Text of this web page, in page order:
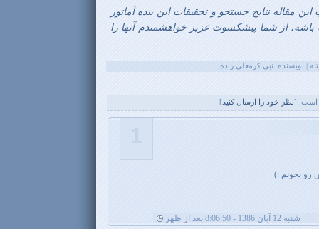
مقاله نتایج جستجو و تحقیقات این بنده آماتور
باشه، از شما پیشکسوت عزیز خواهشمندم آنها را
است. [نظر خود را ارسال کنيد ]
رو بخونم :)
شنبه 12 آبان 1386 - 8:06:50 بعد از ظهر